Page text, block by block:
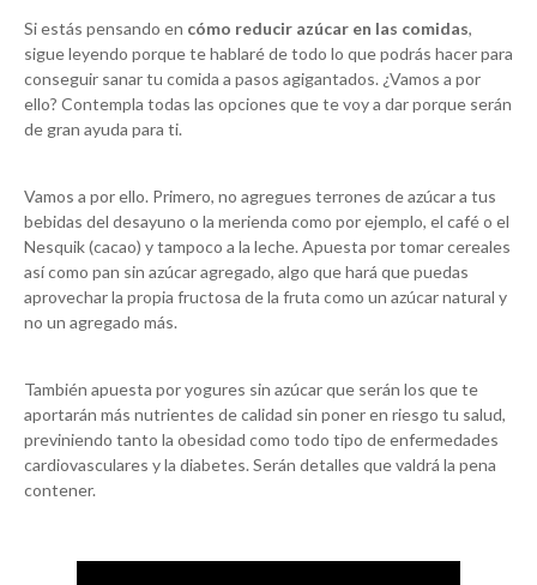
Si estás pensando en cómo reducir azúcar en las comidas,
sigue leyendo porque te hablaré de todo lo que podrás hacer para
conseguir sanar tu comida a pasos agigantados. ¿Vamos a por
ello? Contempla todas las opciones que te voy a dar porque serán
de gran ayuda para ti.
Vamos a por ello. Primero, no agregues terrones de azúcar a tus
bebidas del desayuno o la merienda como por ejemplo, el café o el
Nesquik (cacao) y tampoco a la leche. Apuesta por tomar cereales
así como pan sin azúcar agregado, algo que hará que puedas
aprovechar la propia fructosa de la fruta como un azúcar natural y
no un agregado más.
También apuesta por yogures sin azúcar que serán los que te
aportarán más nutrientes de calidad sin poner en riesgo tu salud,
previniendo tanto la obesidad como todo tipo de enfermedades
cardiovasculares y la diabetes. Serán detalles que valdrá la pena
contener.